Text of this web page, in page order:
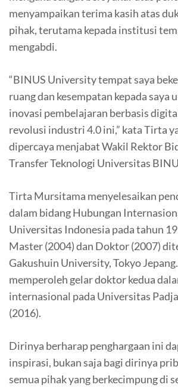
menyampaikan terima kasih atas
pihak, terutama kepada institusi
mengabdi.
“BINUS University tempat saya
ruang dan kesempatan kepada saya
inovasi pembelajaran berbasis
revolusi industri 4.0 ini,” kata Tirta
dipercaya menjabat Wakil Rektor
Transfer Teknologi Universitas
Tirta Mursitama menyelesaikan
dalam bidang Hubungan
Universitas Indonesia pada tahun
Master (2004) dan Doktor (2007)
Gakushuin University, Tokyo
memperoleh gelar doktor kedua
internasional pada Universitas
(2016).
Dirinya berharap penghargaan ini
inspirasi, bukan saja bagi dirinya
semua pihak yang berkecimpung di